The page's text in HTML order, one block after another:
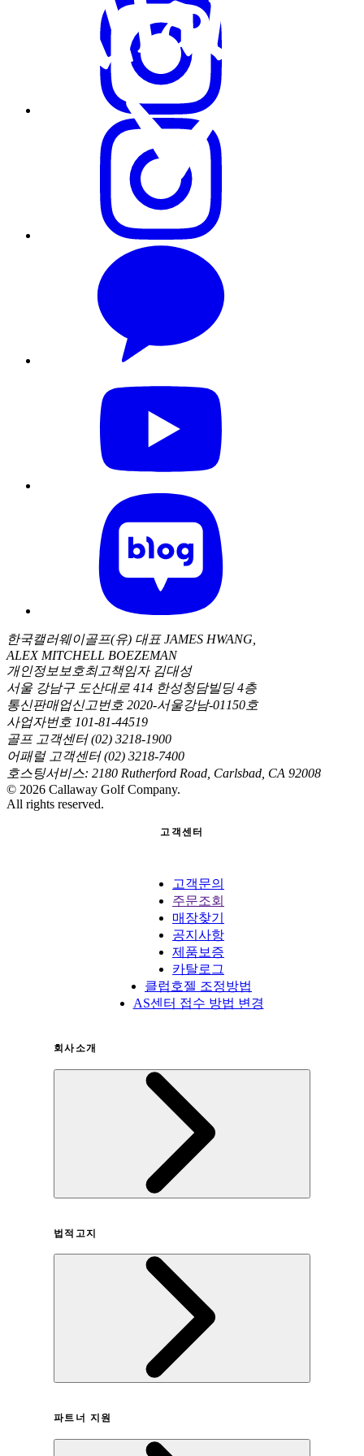
한국캘러웨이골프(유) 대표 JAMES HWANG,
ALEX MITCHELL BOEZEMAN
개인정보보호최고책임자 김대성
서울 강남구 도산대로 414 한성청담빌딩 4층
통신판매업신고번호 2020-서울강남-01150호
사업자번호 101-81-44519
골프 고객센터 (02) 3218-1900
어패럴 고객센터 (02) 3218-7400
호스팅서비스: 2180 Rutherford Road, Carlsbad, CA 92008
© 2026 Callaway Golf Company.
All rights reserved.
고객센터
고객문의
주문조회
매장찾기
공지사항
제품보증
카탈로그
클럽호젤 조정방법
AS센터 접수 방법 변경
회사소개
법적고지
개인정보취급방침
파트너 지원